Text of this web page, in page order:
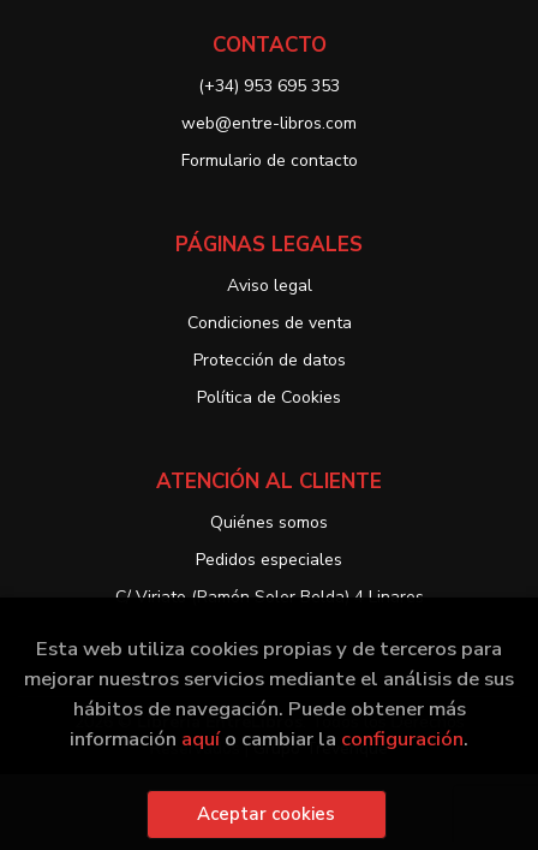
CONTACTO
(+34) 953 695 353
web@entre-libros.com
Formulario de contacto
PÁGINAS LEGALES
Aviso legal
Condiciones de venta
Protección de datos
Política de Cookies
ATENCIÓN AL CLIENTE
Quiénes somos
Pedidos especiales
C/ Viriato (Ramón Soler Belda) 4 Linares
2026 ©Librería EntreLibros . Todos los Derechos
Reservados |Grupo Trevenque
Esta web utiliza cookies propias y de terceros para
mejorar nuestros servicios mediante el análisis de sus
hábitos de navegación. Puede obtener más
información aquío cambiar la configuración.
Aceptar cookies